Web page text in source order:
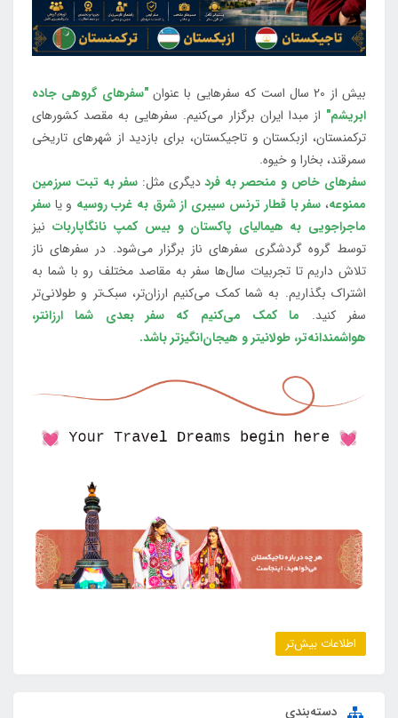
بیش از 20 سال است که سفرهایی با عنوان
"سفرهای گروهی جاده
ابریشم" از مبدا ایران برگزار می‌کنیم. سفرهایی به مقصد کشورهای
ترکمنستان، ازبکستان و تاجیکستان، برای بازدید از شهرهای تاریخی
سمرقند، بخارا و خیوه.
سفرهای خاص و منحصر به فرددیگری مثل:سفر به تبت سرزمین
ممنوعه، سفر با قطار ترنس سیبری از شرق به غرب روسیه و یا سفر
ماجراجویی به هیمالیای پاکستان و بیس کمپ نانگاپاربات نیز
توسط گروه گردشگری سفرهای ناز برگزار می‌شود. در سفرهای ناز
تلاش داریم تا تجربیات سال‌ها سفر به مقاصد مختلف رو با شما به
اشتراک بگذاریم. به شما کمک می‌کنیم ارزان‌تر، سبک‌تر و طولانی‌تر
سفر کنید. ما کمک می‌کنیم که سفر بعدی شما ارزانتر،
هواشمندانه‌تر، طولانی‎تر و هیجان‌انگیزتر باشد.
اطلاعات بیش‌تر
دسته‌بندی